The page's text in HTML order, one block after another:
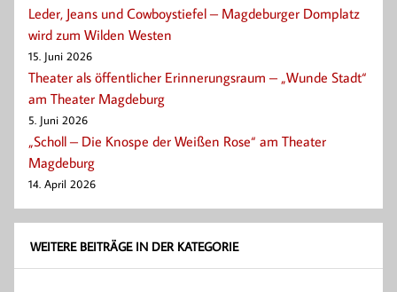
Leder, Jeans und Cowboystiefel – Magdeburger Domplatz
wird zum Wilden Westen
15. Juni 2026
Theater als öffentlicher Erinnerungsraum – „Wunde Stadt“
am Theater Magdeburg
5. Juni 2026
„Scholl – Die Knospe der Weißen Rose“ am Theater
Magdeburg
14. April 2026
WEITERE BEITRÄGE IN DER KATEGORIE